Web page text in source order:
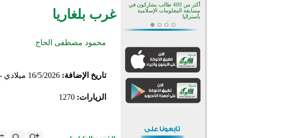
غرب بلغاريا
محمود مصطفى الحاج
تاريخ الإضافة:16/5/2026 ميلادي - 1/12/1447 هجري
الزيارات:1270
بالجبل الأسود منذ أكثر من قرن
منطقة ريبوفسي تحتفل بميلاد
مسجد جديد في أجواء إيمانية مميزة
العمل والعطاء
القرآن والتربية في صدارة البرامج
الصيفية للمسلمين في بينزا
وساراتوف وموردوفيا هذا العام
وتلاوة القرآن الكريم في أزناكاييف
تيسليتش تختتم برنامجا تعليميا لتعزيز
القيم وبناء الشخصية للشباب
أكثر من 400 طالب يشاركون في